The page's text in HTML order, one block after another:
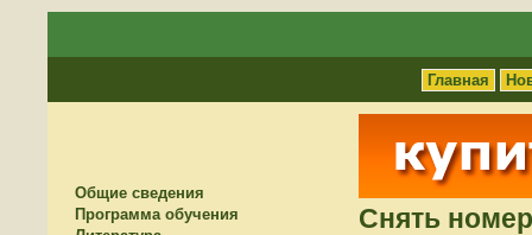
Главная
Общие сведения
Программа обучения
Снять